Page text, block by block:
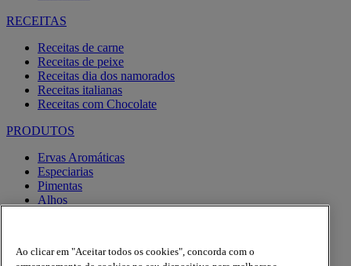
RECEITAS
Receitas de carne
Receitas de peixe
Receitas dia dos namorados
Receitas italianas
Receitas com Chocolate
PRODUTOS
Ervas Aromáticas
Especiarias
Pimentas
Alhos
Express
Ao clicar em "Aceitar todos os cookies", concorda com o